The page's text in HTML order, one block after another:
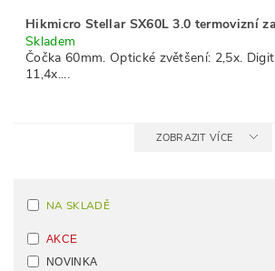
Hikmicro Stellar SX60L 3.0 termovizní
Skladem
Čočka 60mm. Optické zvětšení: 2,5x.
11,4x....
ZOBRAZIT VÍCE
NA SKLADĚ
AKCE
NOVINKA